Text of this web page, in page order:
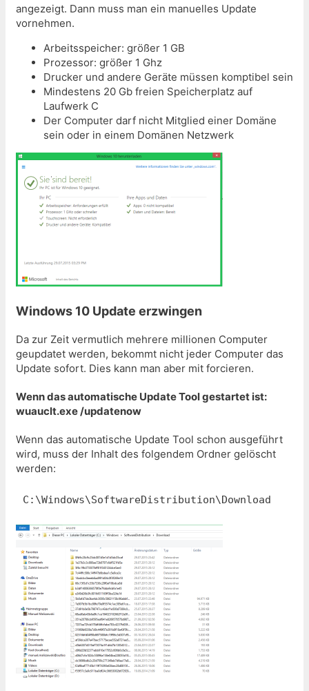
angezeigt. Dann muss man ein manuelles Update
vornehmen.
Arbeitsspeicher: größer 1 GB
Prozessor: größer 1 Ghz
Drucker und andere Geräte müssen komptibel sein
Mindestens 20 Gb freien Speicherplatz auf
Laufwerk C
Der Computer darf nicht Mitglied einer Domäne
sein oder in einem Domänen Netzwerk
Windows 10 Update erzwingen
Da zur Zeit vermutlich mehrere millionen Computer
geupdatet werden, bekommt nicht jeder Computer das
Update sofort. Dies kann man aber mit forcieren.
Wenn das automatische Update Tool gestartet ist:
wuauclt.exe /updatenow
Wenn das automatische Update Tool schon ausgeführt
wird, muss der Inhalt des folgendem Ordner gelöscht
werden:
C:\Windows\SoftwareDistribution\Download